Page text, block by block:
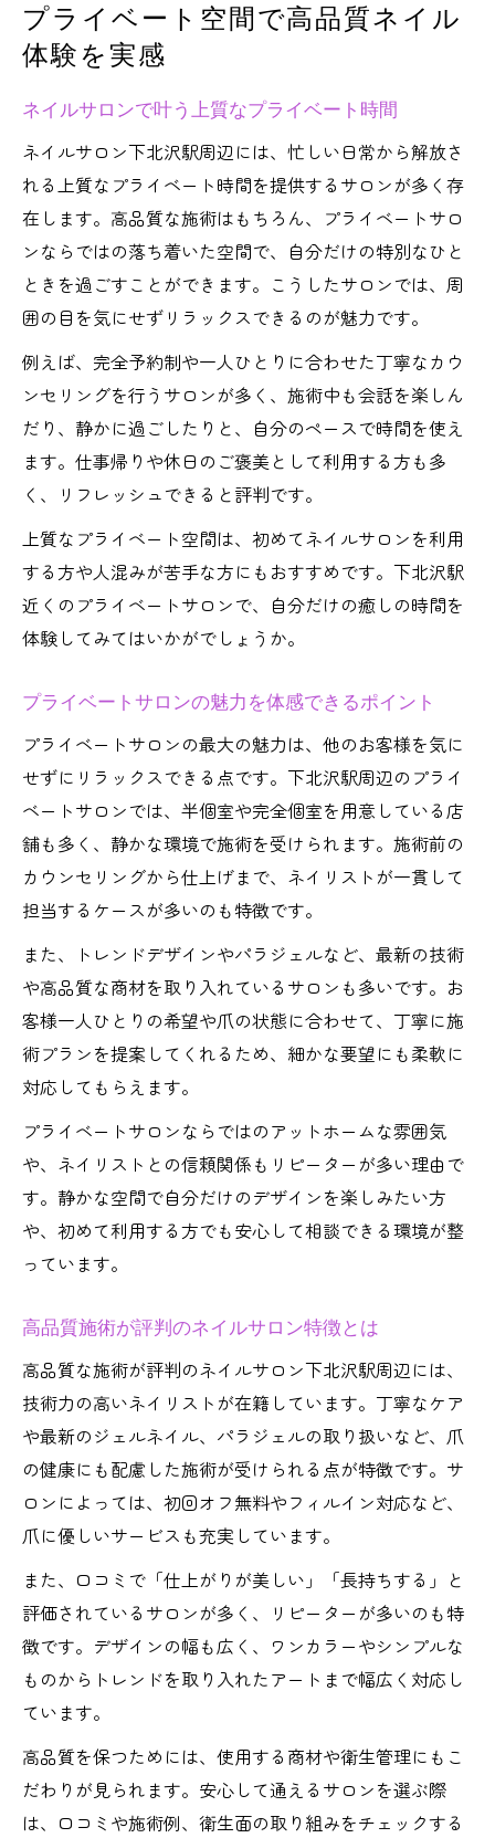
し方
ネイルサロン選びで大切なリラックス体験
ネイルサロン選びなら下北沢駅近くが便利
下北沢駅周辺ネイルサロンのアクセス利点
駅近で見つかる高品質プライベートサロン
通勤や買い物帰りに便利なネイルサロン活
用術
駅周辺で注目のトレンドネイルサロン探し
ネイルサロン予約のコツと駅近の魅力
最新トレンドを叶えるプライベートサロン探訪
話題のトレンドを体験できるネイルサロン
選び
高品質施術で流行デザインも安心のプライ
ベートサロン
SNS映えを狙う最新ネイルデザインの楽し
み方
プライベート空間で自分だけのトレンド体
験
提案
高品質なネイルサロンの特徴と選び方
高品質ネイルサロンを見極めるチェックポ
イント
ネイルサロン選びで重視したい技術と衛生
管理
満足度が高いプライベートサロンの共通点
高品質施術とコスパ重視の選び方ガイド
口コミで信頼されるネイルサロンの特徴
自分らしさ引き立つ下北沢駅周辺のネイル体験
ネイルサロンで叶える自分らしいデザイン
プライベートサロンで個性を活かすネイル
高品質施術で自分らしさを表現する秘訣
駅周辺で見つかる個性的なネイルサロンの
トレンドも叶う自分らしいネイルサロン選
び
リラックス重視派必見のプライベートサロン案
内
リラックス空間を叶えるネイルサロンの選
び方
プライベートサロンの癒し効果を実感する
方法
高品質施術で心も癒やされるネイルサロン
体験
静かな空間で贅沢なネイルタイムを楽しむ
プライベート空間で高品質ネイル
体験を実感
ネイルサロンで叶う上質なプライベート時間
ネイルサロン下北沢駅周辺には、忙しい日常から解放さ
れる上質なプライベート時間を提供するサロンが多く存
在します。高品質な施術はもちろん、プライベートサロ
ンならではの落ち着いた空間で、自分だけの特別なひと
ときを過ごすことができます。こうしたサロンでは、周
囲の目を気にせずリラックスできるのが魅力です。
例えば、完全予約制や一人ひとりに合わせた丁寧なカウ
ンセリングを行うサロンが多く、施術中も会話を楽しん
だり、静かに過ごしたりと、自分のペースで時間を使え
ます。仕事帰りや休日のご褒美として利用する方も多
く、リフレッシュできると評判です。
上質なプライベート空間は、初めてネイルサロンを利用
する方や人混みが苦手な方にもおすすめです。下北沢駅
近くのプライベートサロンで、自分だけの癒しの時間を
体験してみてはいかがでしょうか。
プライベートサロンの魅力を体感できるポイント
プライベートサロンの最大の魅力は、他のお客様を気に
せずにリラックスできる点です。下北沢駅周辺のプライ
ベートサロンでは、半個室や完全個室を用意している店
舗も多く、静かな環境で施術を受けられます。施術前の
カウンセリングから仕上げまで、ネイリストが一貫して
担当するケースが多いのも特徴です。
また、トレンドデザインやパラジェルなど、最新の技術
や高品質な商材を取り入れているサロンも多いです。お
客様一人ひとりの希望や爪の状態に合わせて、丁寧に施
術プランを提案してくれるため、細かな要望にも柔軟に
対応してもらえます。
プライベートサロンならではのアットホームな雰囲気
や、ネイリストとの信頼関係もリピーターが多い理由で
す。静かな空間で自分だけのデザインを楽しみたい方
や、初めて利用する方でも安心して相談できる環境が整
っています。
高品質施術が評判のネイルサロン特徴とは
高品質な施術が評判のネイルサロン下北沢駅周辺には、
技術力の高いネイリストが在籍しています。丁寧なケア
や最新のジェルネイル、パラジェルの取り扱いなど、爪
の健康にも配慮した施術が受けられる点が特徴です。サ
ロンによっては、初回オフ無料やフィルイン対応など、
爪に優しいサービスも充実しています。
また、口コミで「仕上がりが美しい」「長持ちする」と
評価されているサロンが多く、リピーターが多いのも特
徴です。デザインの幅も広く、ワンカラーやシンプルな
ものからトレンドを取り入れたアートまで幅広く対応し
ています。
高品質を保つためには、使用する商材や衛生管理にもこ
だわりが見られます。安心して通えるサロンを選ぶ際
は、口コミや施術例、衛生面の取り組みをチェックする